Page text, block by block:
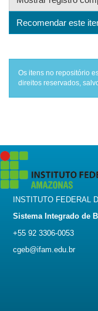
Recomendar este
Os itens no repositório
direitos reservados,
INSTITUTO FEDERAL
Sistema Integrado de
+55 92 3306-0053
cgeb@ifam.edu.br